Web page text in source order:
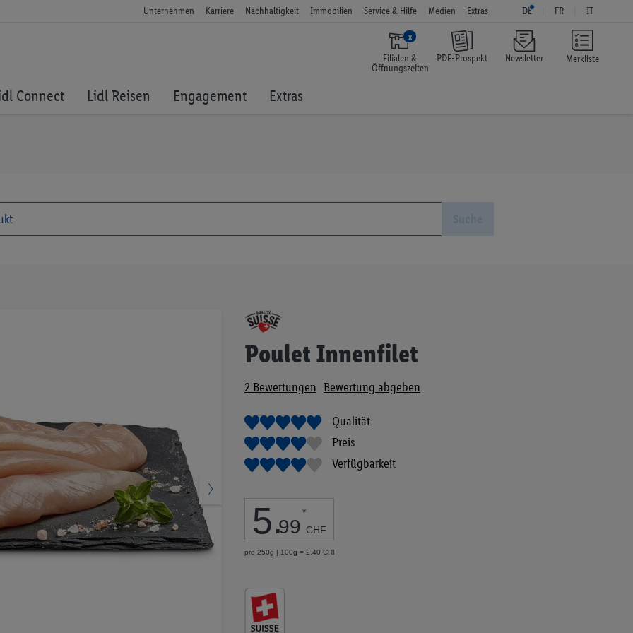
Merkliste
Unternehmen Karriere Nachhaltigkeit Immobilien Service & Hilfe Medien Extras DE FR IT
x
Filialen &
Öffnungszeiten
PDF-Prospekt Newsletter
Connect Lidl Reisen Engagement Extras
Poulet Innenfilet
2 Bewertungen Bewertung abgeben
Qualität
Preis
Verfügbarkeit
5.99
*
CHF
pro 250g | 100g = 2.40 CHF
Anfang
Bildgalerie